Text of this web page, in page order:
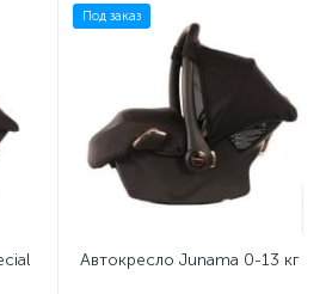
Под заказ
Автокресло Junama 0-13 кг